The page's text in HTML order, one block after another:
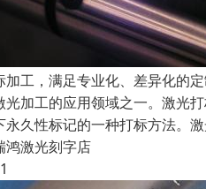
加工，满足专业化、差异化的
光加工的应用领域之一。激光
永久性标记的一种打标方法。
鸿激光刻字店